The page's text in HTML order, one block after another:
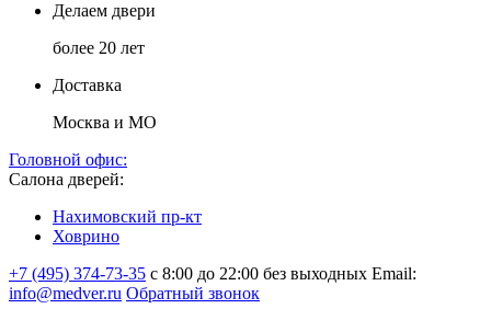
Делаем двери
более 20 лет
Доставка
Москва и МО
Головной офис:
Салона дверей:
Нахимовский пр-кт
Ховрино
+7 (495) 374-73-35 с 8:00 до 22:00 без выходных Email:
info@medver.ru Обратный звонок